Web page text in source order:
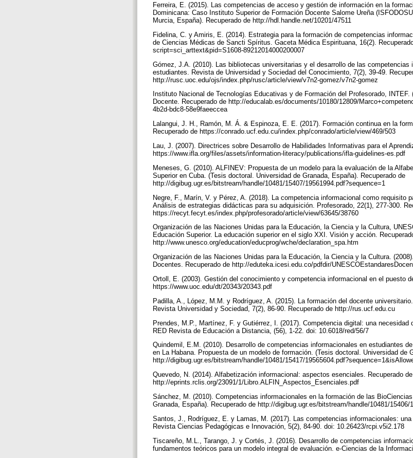
Ferreira, E. (2015). Las competencias de acceso y gestión de información en la
Dominicana: Caso Instituto Superior de Formación Docente Salome Ureña
Murcia, España). Recuperado de http://hdl.handle.net/10201/47511
Fidelina, C. y Amiris, E. (2014). Estrategia para la formación de competencias
de Ciencias Médicas de Sancti Spíritus. Gaceta Médica Espirituana, 16(2).
script=sci_arttext&pid=S1608-89212014000200007
Gómez, J.A. (2010). Las bibliotecas universitarias y el desarrollo de las competencias
estudiantes. Revista de Universidad y Sociedad del Conocimiento, 7(2), 39-49.
http://rusc.uoc.edu/ojs/index.php/rusc/article/view/v7n2-gomez/v7n2-gomez
Instituto Nacional de Tecnologías Educativas y de Formación del Profesorado,
Docente. Recuperado de http://educalab.es/documents/10180/12809/
4b2d-bdc8-58e9faeeccea
Lalangui, J. H., Ramón, M. Á. & Espinoza, E. E. (2017). Formación continua en la
Recuperado de https://conrado.ucf.edu.cu/index.php/conrado/article/view/469/503
Lau, J. (2007). Directrices sobre Desarrollo de Habilidades Informativas para el
https://www.ifla.org/files/assets/information-literacy/publications/ifla-guidelines-es.pdf
Meneses, G. (2010). ALFINEV: Propuesta de un modelo para la evaluación de la
Superior en Cuba. (Tesis doctoral. Universidad de Granada, España). Recuperado de
http://digibug.ugr.es/bitstream/handle/10481/15407/19561994.pdf?sequence=1
Negre, F., Marín, V. y Pérez, A. (2018). La competencia informacional como requisito
Análisis de estrategias didácticas para su adquisición. Profesorado, 22(1), 277-300.
https://recyt.fecyt.es/index.php/profesorado/article/view/63645/38760
Organización de las Naciones Unidas para la Educación, la Ciencia y la Cultura,
Educación Superior. La educación superior en el siglo XXI. Visión y acción.
http://www.unesco.org/education/educprog/wche/declaration_spa.htm
Organización de las Naciones Unidas para la Educación, la Ciencia y la Cultura.
Docentes. Recuperado de http://eduteka.icesi.edu.co/pdfdir/
Ortoll, E. (2003). Gestión del conocimiento y competencia informacional en el puesto
https://www.uoc.edu/dt/20343/20343.pdf
Padilla, A., López, M.M. y Rodríguez, A. (2015). La formación del docente
Revista Universidad y Sociedad, 7(2), 86-90. Recuperado de http://rus.ucf.edu.cu
Prendes, M.P., Martínez, F. y Gutiérrez, I. (2017). Competencia digital: una necesidad
RED Revista de Educación a Distancia, (56), 1-22. doi: 10.6018/red/56/7
Quindemil, E.M. (2010). Desarrollo de competencias informacionales en estudiantes
en La Habana. Propuesta de un modelo de formación. (Tesis doctoral. Universidad de
http://digibug.ugr.es/bitstream/handle/10481/15417/
Quevedo, N. (2014). Alfabetización informacional: aspectos esenciales. Recuperado de
http://eprints.rclis.org/23091/1/Libro.ALFIN_Aspectos_Esenciales.pdf
Sánchez, M. (2010). Competencias informacionales en la formación de las
Granada, España). Recuperado de http://digibug.ugr.es/bitstream/handle/10481/
Santos, J., Rodríguez, E. y Lamas, M. (2017). Las competencias informacionales: una
Revista Ciencias Pedagógicas e Innovación, 5(2), 84-90. doi: 10.26423/rcpi.v5i2.178
Tiscareño, M.L., Tarango, J. y Cortés, J. (2016). Desarrollo de competencias
fundamentos teóricos para un modelo integral de evaluación. e-Ciencias de la